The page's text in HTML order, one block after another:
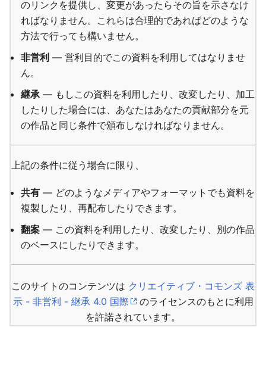
のリンクを提供し、変更があったらその旨を示さなけ
ればなりません。これらは合理的であればどのような
方法で行っても構いません。
非営利 — 営利目的でこの資料を利用してはなりませ
ん。
継承— もしこの資料を利用したり、改変したり、加工
したりした場合には、あなたはあなたの貢献部分を元
の作品と同じ条件で頒布しなければなりません。
上記の条件に従う場合に限り、
共有 — どのようなメディアやフォーマットでも資料を
複製したり、再配布したりできます。
翻案 — この資料を利用したり、改変したり、別の作品
のベースにしたりできます。
このサイトのコンテンツは クリエイティブ・コモンズ 表
示 - 非営利 - 継承 4.0 国際
のライセンスのもとに利用
を許諾されています。